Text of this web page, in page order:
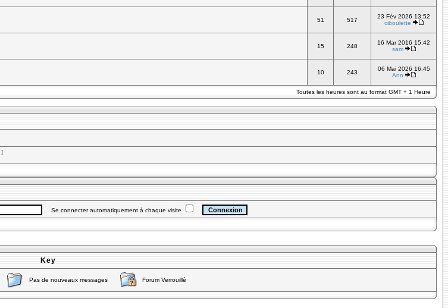
51 517
23 Fév 2026 13:52
ciboulette
15 248
16 Mar 2016 15:42
sam
10 243
06 Mai 2026 16:45
Ann
Toutes les heures sont au format GMT + 1 Heure
]
Se connecter automatiquement à chaque visite
Key
Pas de nouveaux messages Forum Verrouillé